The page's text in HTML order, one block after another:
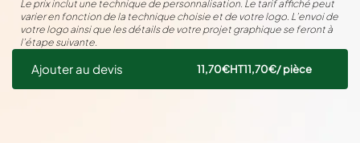
Le prix inclut une technique de personnalisation. Le tarif affiché peut
varier en fonction de la technique choisie et de votre logo. L’envoi de
votre logo ainsi que les détails de votre projet graphique se feront à
l’étape suivante.
Ajouter au devis 11,70€HT11,70€/ pièce